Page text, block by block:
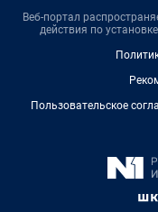
Веб-портал
действия по
Пользовательское